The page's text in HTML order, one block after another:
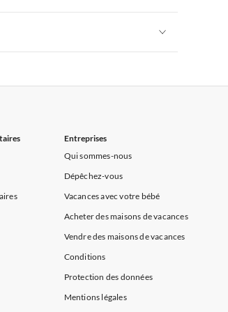
de Vacances à Provence
de Vacances à Provence
Entreprises
Qui sommes-nous
Dépêchez-vous
Vacances avec votre bébé
Acheter des maisons de vacances
Vendre des maisons de vacances
Conditions
Protection des données
Mentions légales